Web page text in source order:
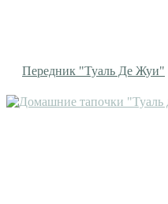
Передник "Туаль Де Жуи"